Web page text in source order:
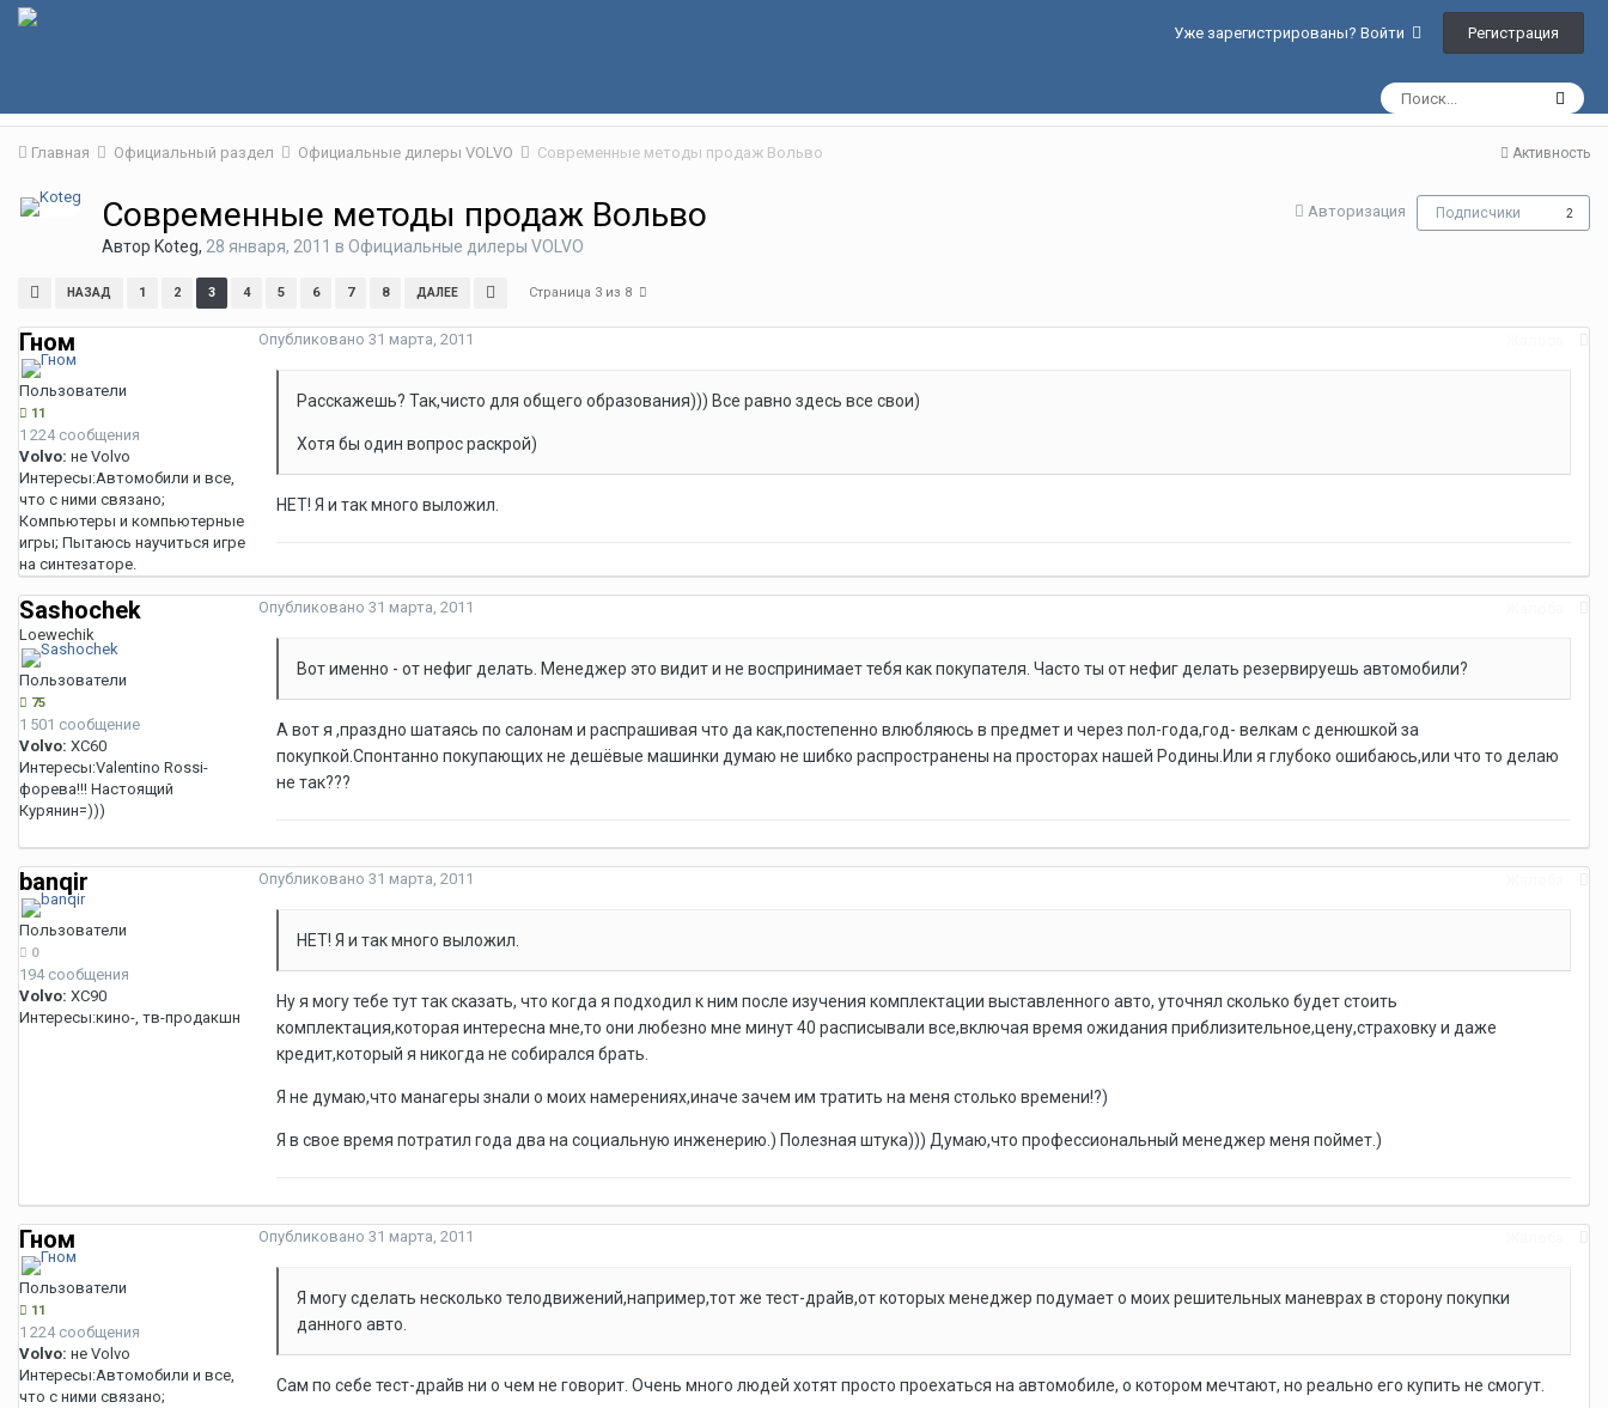
Уже зарегистрированы? Войти Регистрация
Активность
Главная Официальный раздел Официальные дилеры VOLVO Современные методы продаж Вольво
Авторизация Подписчики 2
Современные методы продаж Вольво
Автор Koteg, 28 января, 2011 в Официальные дилеры VOLVO
НАЗАД 1 2 3 4 5 6 7 8 ДАЛЕЕ Страница 3 из 8
Гном
Пользователи
11
1 224 сообщения
Volvo: не Volvo
Интересы:Автомобили и все,
что с ними связано;
Компьютеры и компьютерные
игры; Пытаюсь научиться игре
на синтезаторе.
Опубликовано 31 марта, 2011
Расскажешь? Так,чисто для общего образования))) Все равно здесь все свои)
Хотя бы один вопрос раскрой)
НЕТ! Я и так много выложил.
Sashochek
Loewechik
Пользователи
75
1 501 сообщение
Volvo: XC60
Интересы:Valentino Rossi-
форева!!! Настоящий
Курянин=)))
Опубликовано 31 марта, 2011
Вот именно - от нефиг делать. Менеджер это видит и не воспринимает тебя как покупателя. Часто ты от нефиг делать резервируешь автомобили?
А вот я ,праздно шатаясь по салонам и распрашивая что да как,постепенно влюбляюсь в предмет и через пол-года,год- велкам с денюшкой за
покупкой.Спонтанно покупающих не дешёвые машинки думаю не шибко распространены на просторах нашей Родины.Или я глубоко ошибаюсь,или что то делаю
не так???
banqir
Пользователи
0
194 сообщения
Volvo: XC90
Интересы:кино-, тв-продакшн
Опубликовано 31 марта, 2011
НЕТ! Я и так много выложил.
Ну я могу тебе тут так сказать, что когда я подходил к ним после изучения комплектации выставленного авто, уточнял сколько будет стоить
комплектация,которая интересна мне,то они любезно мне минут 40 расписывали все,включая время ожидания приблизительное,цену,страховку и даже
кредит,который я никогда не собирался брать.
Я не думаю,что манагеры знали о моих намерениях,иначе зачем им тратить на меня столько времени!?)
Я в свое время потратил года два на социальную инженерию.) Полезная штука))) Думаю,что профессиональный менеджер меня поймет.)
Гном
Пользователи
11
1 224 сообщения
Volvo: не Volvo
Интересы:Автомобили и все,
что с ними связано;
Опубликовано 31 марта, 2011
Я могу сделать несколько телодвижений,например,тот же тест-драйв,от которых менеджер подумает о моих решительных маневрах в сторону покупки
данного авто.
Сам по себе тест-драйв ни о чем не говорит. Очень много людей хотят просто проехаться на автомобиле, о котором мечтают, но реально его купить не смогут.